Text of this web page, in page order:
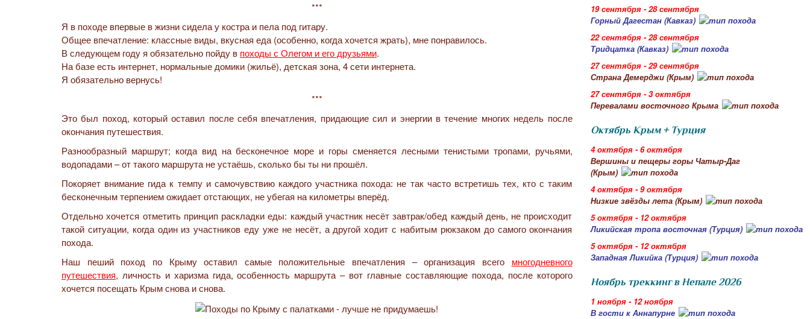
***
Я в походе впервые в жизни сидела у костра и пела под гитару.
Общее впечатление: классные виды, вкусная еда (особенно, когда хочется жрать), мне понравилось.
В следующем году я обязательно пойду в походы с Олегом и его друзьями.
На базе есть интернет, нормальные домики (жильё), детская зона, 4 сети интернета.
Я обязательно вернусь!
***
Это был поход, который оставил после себя впечатления, придающие сил и энергии в течение многих недель после
окончания путешествия.
Разнообразный маршрут; когда вид на бесконечное море и горы сменяется лесными тенистыми тропами, ручьями,
водопадами – от такого маршрута не устаёшь, сколько бы ты ни прошёл.
Покоряет внимание гида к темпу и самочувствию каждого участника похода: не так часто встретишь тех, кто с таким
бесконечным терпением ожидает отстающих, не убегая на километры вперёд.
Отдельно хочется отметить принцип раскладки еды: каждый участник несёт завтрак/обед каждый день, не происходит
такой ситуации, когда один из участников еду уже не несёт, а другой ходит с набитым рюкзаком до самого окончания
похода.
Наш пеший поход по Крыму оставил самые положительные впечатления – организация всего многодневного
путешествия, личность и харизма гида, особенность маршрута – вот главные составляющие похода, после которого
хочется посещать Крым снова и снова.
19 сентября - 28 сентября
Горный Дагестан (Кавказ)
22 сентября - 28 сентября
Тридцатка (Кавказ)
27 сентября - 29 сентября
Страна Демерджи (Крым)
27 сентября - 3 октября
Перевалами восточного Крыма
Октябрь Крым + Турция
4 октября - 6 октября
Вершины и пещеры горы Чатыр-Даг
(Крым)
4 октября - 9 октября
Низкие звёзды лета (Крым)
5 октября - 12 октября
Ликийская тропа восточная (Турция)
5 октября - 12 октября
Западная Ликийка (Турция)
Ноябрь треккинг в Непале 2026
1 ноября - 12 ноября
В гости к Аннапурне